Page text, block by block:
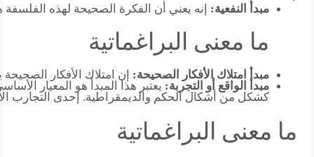
مبدأ النفعية: إنه يعني أن الفكرة الصحيحة لهذه
ما معنى البراغماتية
مبدأ امتلاك الأفكار الصحيحة: إن امتلاك الأفكار
مبدأ الواقع أو التجربة: يعتبر هذا المبدأ هو المعيار
كشكل من أشكال الحكم والديمقراطية. إحدى التجارب
ما معنى البراغماتية